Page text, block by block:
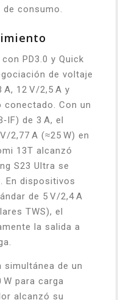
consumo.
PD3.0 y Quick
de voltaje
12 V/2,5 A y
conectado. Con un
de 3 A, el
2,77 A (≈25 W) en
13T alcanzó
S23 Ultra se
En dispositivos
de 5 V/2,4 A
TWS), el
la salida a
simultánea de un
para carga
alcanzó su